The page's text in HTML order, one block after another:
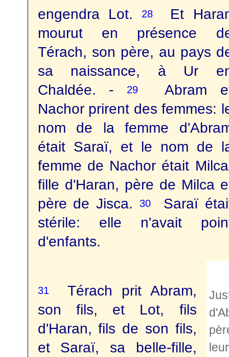
engendra Lot.
28Et
mourut en présence
Térach, son père, au pays
sa naissance, à Ur
Chaldée. -
29
Abram
Nachor prirent des femmes:
nom de la femme
était Saraï, et le nom de
femme de Nachor était
fille d'Haran, père de Milca
père de Jisca.
30Saraï
stérile: elle n'avait
d'enfants.
31Térach prit Abram,
son fils, et Lot, fils
d'Haran, fils de son fils,
et Saraï, sa belle-fille,